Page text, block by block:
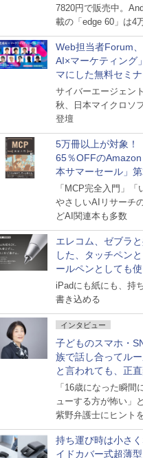
7820円で販売中。
載の「edge 60」は4
Web担当者Forum
AI×マーケティング
マにした無料セミナ
27日にオンライン
サイバーエージェン
秋、日本マイクロソ
登壇
5万冊以上が対象
65％OFFの
本サマーセール」
「MCP完全入門」「
やさしいAIリサーチ
どAI関連本も多数
エレコム、ゼブラ
した、タッチペン
ールペンとしても使
タイラスツーウェ
iPadにも紙にも、持
書き込める
インタビュー
子どものスマホ・
族で話し合ってルー
と言われても、正直
いですか？
「16歳になった瞬間
ューする方が怖い」
紫野弁護士にヒント
持ち運び時は小さ
イドカバー式超薄型